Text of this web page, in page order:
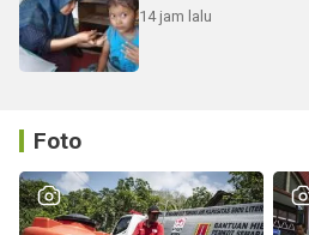
14 jam lalu
Foto